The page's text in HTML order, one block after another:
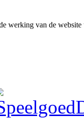
werking van de